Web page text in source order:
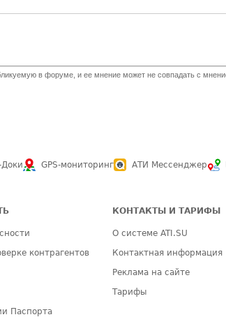
в форуме, и ее мнение может не совпадать с
GPS-мониторинг АТИ Мессенджер
контрагентов
Паспорта
КОНТАКТЫ И ТАРИФЫ
О системе ATI.SU
Контактная информация
Реклама на сайте
Тарифы